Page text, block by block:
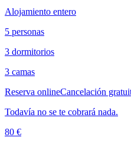
Alojamiento entero
5 personas
3 dormitorios
3 camas
Reserva onlineCancelación
Todavía no se te cobrará nada.
80 €